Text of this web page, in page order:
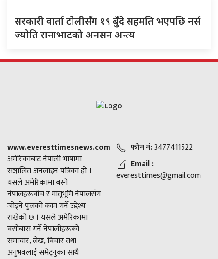
सरकारी वार्ता टोलीसँग १९ बुँदे सहमति भएपछि नर्स
ज्योति रानाभाटको अनसन अन्त्य
www.everesttimesnews.com
अमेरिकाबाट नेपाली भाषामा
सञ्चालित अनलाइन पत्रिका हो ।
यसले अमेरिकामा बस्ने
नेपालहरूबीच र मातृभूमि नेपालसँग
जोड्ने पुलको काम गर्ने उद्देश्य
राखेको छ । यसले अमेरिकामा
बसोबास गर्ने नेपालीहरूको
समाचार, लेख, बिचार तथा
अनुभवलाई समेट्नुका साथै
फोन नं:3477411522
Email :
everesttimes@gmail.com